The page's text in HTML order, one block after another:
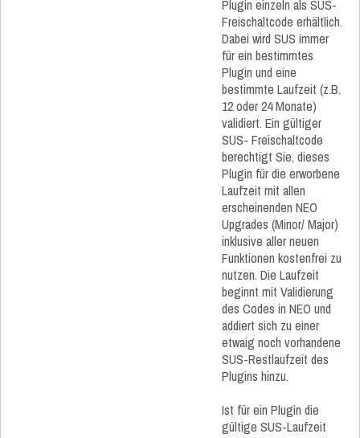
Plugin einzeln als SUS-
Freischaltcode erhältlich.
Dabei wird SUS immer
für ein bestimmtes
Plugin und eine
bestimmte Laufzeit (z.B.
12 oder 24 Monate)
validiert. Ein gültiger
SUS- Freischaltcode
berechtigt Sie, dieses
Plugin für die erworbene
Laufzeit mit allen
erscheinenden NEO
Upgrades (Minor/ Major)
inklusive aller neuen
Funktionen kostenfrei zu
nutzen. Die Laufzeit
beginnt mit Validierung
des Codes in NEO und
addiert sich zu einer
etwaig noch vorhandene
SUS-Restlaufzeit des
Plugins hinzu.
Ist für ein Plugin die
gültige SUS-Laufzeit